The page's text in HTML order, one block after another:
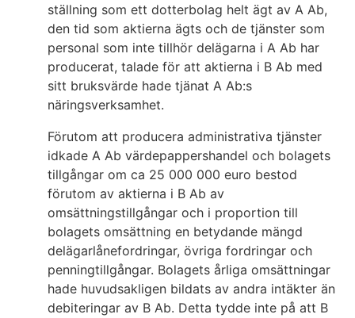
ställning som ett dotterbolag helt ägt av A Ab,
den tid som aktierna ägts och de tjänster som
personal som inte tillhör delägarna i A Ab har
producerat, talade för att aktierna i B Ab med
sitt bruksvärde hade tjänat A Ab:s
näringsverksamhet.
Förutom att producera administrativa tjänster
idkade A Ab värdepappershandel och bolagets
tillgångar om ca 25 000 000 euro bestod
förutom av aktierna i B Ab av
omsättningstillgångar och i proportion till
bolagets omsättning en betydande mängd
delägarlånefordringar, övriga fordringar och
penningtillgångar. Bolagets årliga omsättningar
hade huvudsakligen bildats av andra intäkter än
debiteringar av B Ab. Detta tydde inte på att B